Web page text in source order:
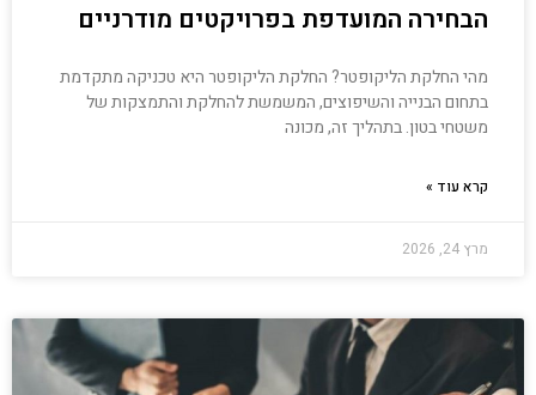
הבחירה המועדפת בפרויקטים מודרניים
מהי החלקת הליקופטר? החלקת הליקופטר היא טכניקה מתקדמת
בתחום הבנייה והשיפוצים, המשמשת להחלקת והתמצקות של
משטחי בטון. בתהליך זה, מכונה
קרא עוד »
מרץ 24, 2026